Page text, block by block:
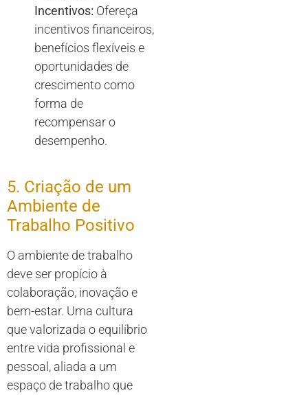
Incentivos: Ofereça
incentivos financeiros,
benefícios flexíveis e
oportunidades de
crescimento como
forma de
recompensar o
desempenho.
5. Criação de um
Ambiente de
Trabalho Positivo
O ambiente de trabalho
deve ser propício à
colaboração, inovação e
bem-estar. Uma cultura
que valorizada o equilíbrio
entre vida profissional e
pessoal, aliada a um
espaço de trabalho que